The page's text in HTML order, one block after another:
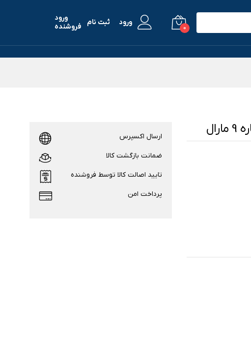
0
ورود ثبت نام
ورود
فروشنده
ارسال اکسپرس
ضمانت بازگشت کالا
تایید اصالت کالا توسط فروشنده
پرداخت امن